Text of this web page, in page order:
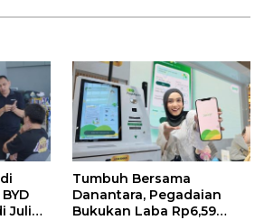
Juli
Tumbuh Bersama
Danantara, Pegadaian
Bukukan Laba Rp6,59